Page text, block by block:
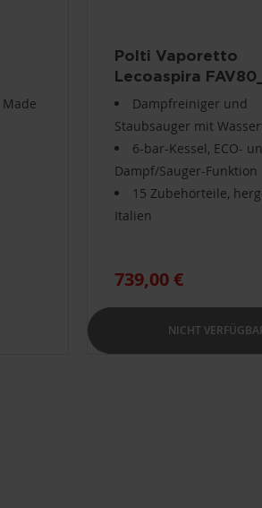
Polti Vaporetto
Lecoaspira
Intelligence
Dampfreiniger und
Staubsauger mit
6-bar-Kessel, ECO-
Dampf/Sauger-Funktion
15 Zubehörteile,
Italien
739,00 €
NICHT